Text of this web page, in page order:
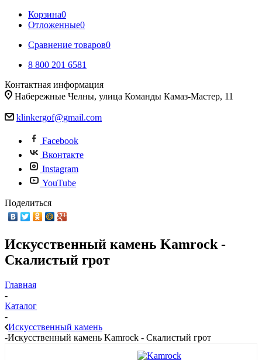
Корзина0
Отложенные0
Сравнение товаров0
8 800 201 6581
Контактная информация
Набережные Челны, улица Команды Камаз-Мастер, 11
klinkergof@gmail.com
Facebook
Вконтакте
Instagram
YouTube
Поделиться
Искусственный камень Kamrock -
Скалистый грот
Главная
-
Каталог
-
Искусственный камень
-Искусственный камень Kamrock - Скалистый грот